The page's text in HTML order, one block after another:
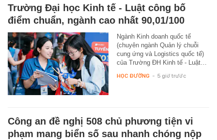
Trường Đại học Kinh tế - Luật công bố
điểm chuẩn, ngành cao nhất 90,01/100
Ngành Kinh doanh quốc tế
(chuyên ngành Quản lý chuỗi
cung ứng và Logistics quốc tế)
của Trường ĐH Kinh tế - Luật…
HỌC ĐƯỜNG - 5 giờ trước
Công an đề nghị 508 chủ phương tiện vi
phạm mang biển số sau nhanh chóng nộp